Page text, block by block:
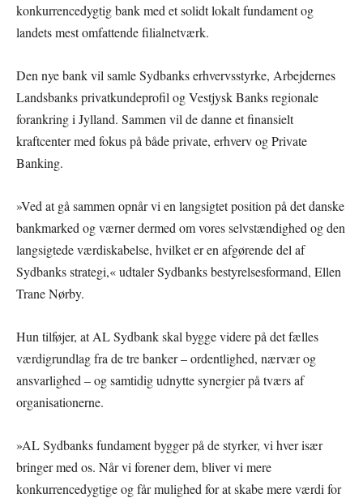
konkurrencedygtig bank med et solidt lokalt fundament og
landets mest omfattende filialnetværk.
Den nye bank vil samle Sydbanks erhvervsstyrke, Arbejdernes
Landsbanks privatkundeprofil og Vestjysk Banks regionale
forankring i Jylland. Sammen vil de danne et finansielt
kraftcenter med fokus på både private, erhverv og Private
Banking.
»Ved at gå sammen opnår vi en langsigtet position på det danske
bankmarked og værner dermed om vores selvstændighed og den
langsigtede værdiskabelse, hvilket er en afgørende del af
Sydbanks strategi,« udtaler Sydbanks bestyrelsesformand, Ellen
Trane Nørby.
Hun tilføjer, at AL Sydbank skal bygge videre på det fælles
værdigrundlag fra de tre banker – ordentlighed, nærvær og
ansvarlighed – og samtidig udnytte synergier på tværs af
organisationerne.
»AL Sydbanks fundament bygger på de styrker, vi hver især
bringer med os. Når vi forener dem, bliver vi mere
konkurrencedygtige og får mulighed for at skabe mere værdi for